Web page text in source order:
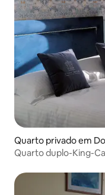
Quarto privado em
Quarto duplo-King-